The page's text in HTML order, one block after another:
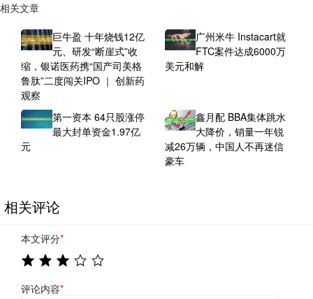
相关文章
巨牛盈 十年烧钱12亿
元、研发“断崖式”收
缩，银诺医药携“国产司美格
鲁肽”二度闯关IPO ｜ 创新药
观察
广州米牛 Instacart就
FTC案件达成6000万
美元和解
第一资本 64只股涨停
最大封单资金1.97亿
元
鑫月配 BBA集体跳水
大降价，销量一年锐
减26万辆，中国人不再迷信
豪车
相关评论
本文评分*
评论内容*